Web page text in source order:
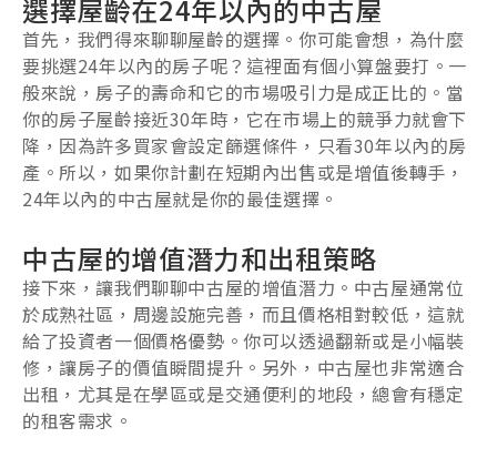
選擇屋齡在24年以內的中古屋
首先，我們得來聊聊屋齡的選擇。你可能會想，為什麼
要挑選24年以內的房子呢？這裡面有個小算盤要打。一
般來說，房子的壽命和它的市場吸引力是成正比的。當
你的房子屋齡接近30年時，它在市場上的競爭力就會下
降，因為許多買家會設定篩選條件，只看30年以內的房
產。所以，如果你計劃在短期內出售或是增值後轉手，
24年以內的中古屋就是你的最佳選擇。
中古屋的增值潛力和出租策略
接下來，讓我們聊聊中古屋的增值潛力。中古屋通常位
於成熟社區，周邊設施完善，而且價格相對較低，這就
給了投資者一個價格優勢。你可以透過翻新或是小幅裝
修，讓房子的價值瞬間提升。另外，中古屋也非常適合
出租，尤其是在學區或是交通便利的地段，總會有穩定
的租客需求。